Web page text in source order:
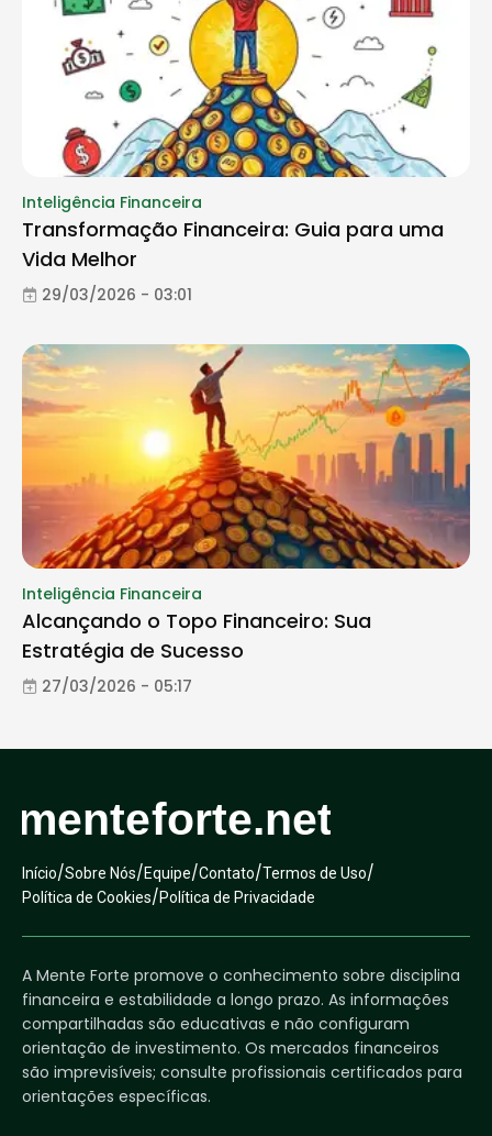
Inteligência Financeira
Transformação Financeira: Guia para uma
Vida Melhor
29/03/2026 - 03:01
Inteligência Financeira
Alcançando o Topo Financeiro: Sua
Estratégia de Sucesso
27/03/2026 - 05:17
Início/Sobre Nós/Equipe/Contato/Termos de Uso/
Política de Cookies/Política de Privacidade
A Mente Forte promove o conhecimento sobre disciplina
financeira e estabilidade a longo prazo. As informações
compartilhadas são educativas e não configuram
orientação de investimento. Os mercados financeiros
são imprevisíveis; consulte profissionais certificados para
orientações específicas.